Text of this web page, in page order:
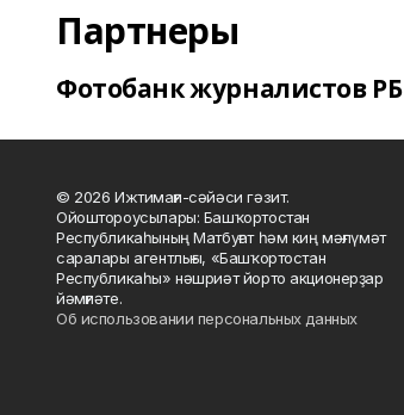
Партнеры
Фотобанк журналистов РБ
© 2026 Ижтимағи-сәйәси гәзит.
Ойоштороусылары: Башҡортостан
Республикаһының Матбуғат һәм киң мәғлүмәт
саралары агентлығы, «Башҡортостан
Республикаһы» нәшриәт йорто акционерҙар
йәмғиәте.
Об использовании персональных данных